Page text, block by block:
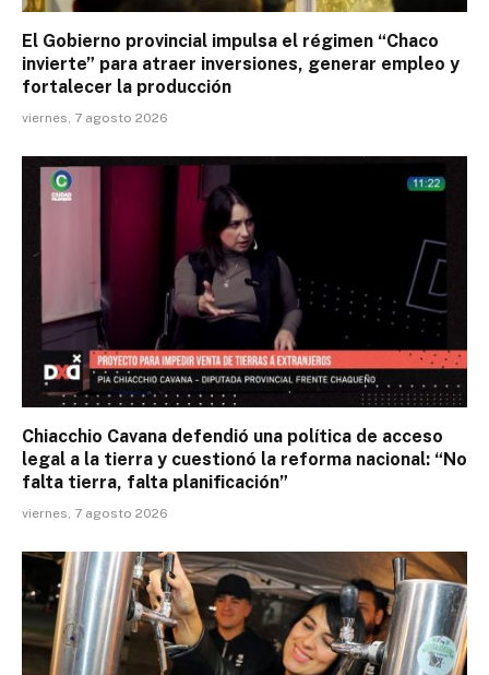
El Gobierno provincial impulsa el régimen “Chaco
invierte” para atraer inversiones, generar empleo y
fortalecer la producción
viernes, 7 agosto 2026
Chiacchio Cavana defendió una política de acceso
legal a la tierra y cuestionó la reforma nacional: “No
falta tierra, falta planificación”
viernes, 7 agosto 2026